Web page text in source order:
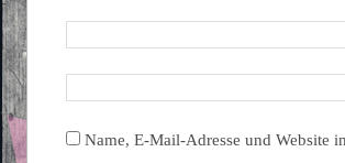
Name, E-Mail-Adresse und Website